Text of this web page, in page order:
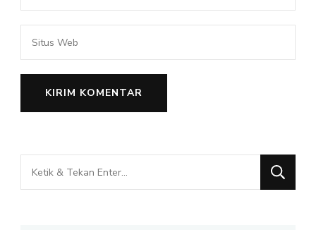
Mencari
Sesuatu?